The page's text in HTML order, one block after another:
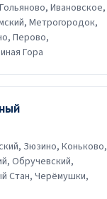
Ивановское,
Метрогородок,
Перово,
Гора
Зюзино, Коньково,
Обручевский,
Стан, Черёмушки,